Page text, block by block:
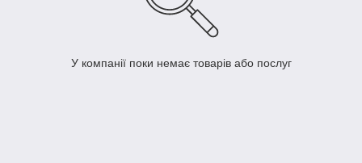
У компанії поки немає товарів або послуг